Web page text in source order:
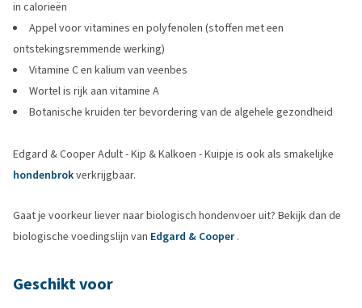
in calorieën
Appel voor vitamines en polyfenolen (stoffen met een
ontstekingsremmende werking)
Vitamine C en kalium van veenbes
Wortel is rijk aan vitamine A
Botanische kruiden ter bevordering van de algehele gezondheid
Edgard & Cooper Adult - Kip & Kalkoen - Kuipje is ook als smakelijke
hondenbrokverkrijgbaar.
Gaat je voorkeur liever naar biologisch hondenvoer uit? Bekijk dan de
biologische voedingslijn van Edgard & Cooper.
Geschikt voor